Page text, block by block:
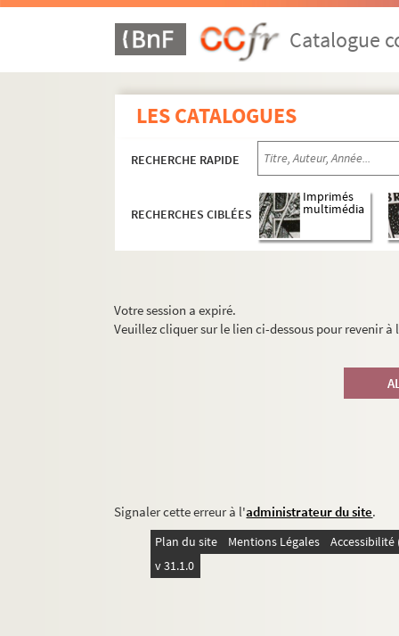
Catalogue
LES CATALOGUES
RECHERCHE RAPIDE
RECHERCHES CIBLÉES
Imprimés
multimédia
Votre session a expiré.
Veuillez cliquer sur le lien ci-dessous pour revenir
Signaler cette erreur à l'administrateur du site.
Plan du site Mentions Légales
v 31.1.0